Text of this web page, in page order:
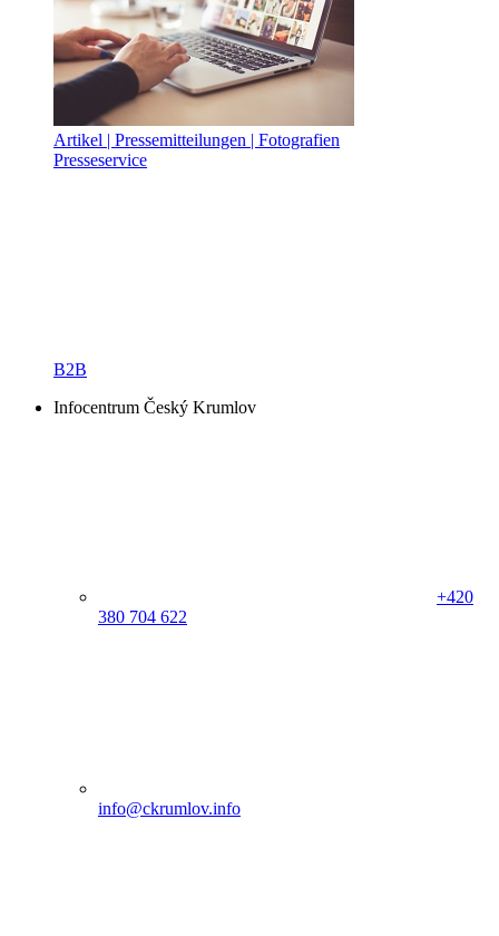
Artikel | Pressemitteilungen | Fotografien
Presseservice
B2B
Infocentrum Český Krumlov
+420
380 704 622
info@ckrumlov.info